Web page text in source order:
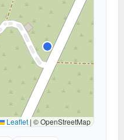
Leaflet | © OpenStreetMap